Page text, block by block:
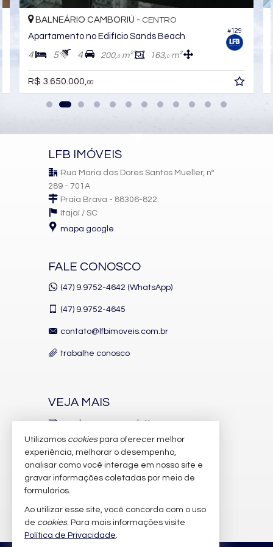
Características do Imóvel
Ar Condicionado
Churrasqueira
Piso Porcelanato
Infra para Ar Split
Acabamento em Gesso
Sala de Jantar
Características do Empreendimento
Sala de Jogos
Salão de Festas
Espaço Gourmet
Espaço Fitness
Portão Eletrônico
Brinquedoteca
Câmeras de Segurança
Acessibilidade para PNE
#129
BALNEÁRIO CAMBORIÚ - CENTRO
Apartamento no Edifício Sands Beach
4 5 4 200,0m² 163,0m²
R$ 3.650.000, 00
LFB IMÓVEIS
Rua Maria das Dores Santos Mueller, nº
289 - 701A
Praia Brava - 88306-822
Itajaí / SC
mapa google
FALE CONOSCO
(47) 9.9752-4642 (WhatsApp)
(47) 9.9752-4645
contato@lfbimoveis.com.br
trabalhe conosco
VEJA MAIS
receba nosso newsletter
indicadores financeiros
cadastre seu imóvel
imóveis favoritos
mapa de imóveis
Utilizamos cookiespara oferecer melhor
experiência, melhorar o desempenho,
analisar como você interage em nosso site e
gravar informações coletadas por meio de
formulários.
Ao utilizar esse site, você concorda com o uso
de cookies. Para mais informações visite
Política de Privacidade.